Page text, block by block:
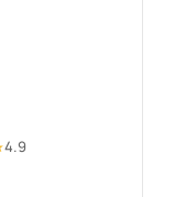
4.9